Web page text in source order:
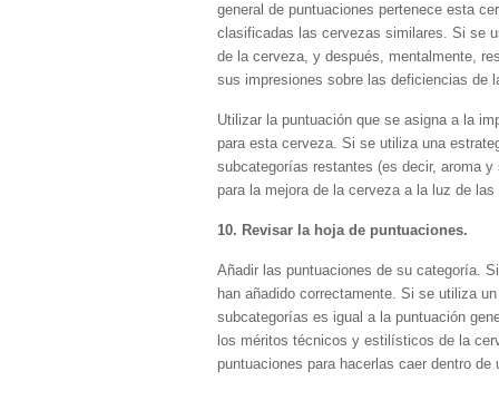
general de puntuaciones pertenece esta
clasificadas las cervezas similares. Si se
de la cerveza, y después, mentalmente,
sus impresiones sobre las deficiencias de
Utilizar la puntuación que se asigna a la
para esta cerveza. Si se utiliza una
subcategorías restantes (es decir, aroma
para la mejora de la cerveza a la luz de
10. Revisar la hoja de puntuaciones.
Añadir las puntuaciones de su categoría.
han añadido correctamente. Si se utiliza
subcategorías es igual a la puntuación
los méritos técnicos y estilísticos de la
puntuaciones para hacerlas caer dentro